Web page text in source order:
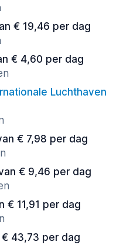
€ 19,46 per dag
€ 4,60 per dag
Luchthaven
€ 7,98 per dag
€ 9,46 per dag
€ 11,91 per dag
43,73 per dag